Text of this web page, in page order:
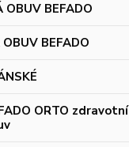
OBUV BEFADO
BEFADO
ORTO zdravotní